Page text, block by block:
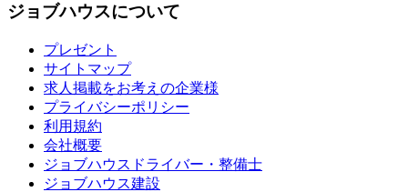
ジョブハウスについて
プレゼント
サイトマップ
求人掲載をお考えの企業様
プライバシーポリシー
利用規約
会社概要
ジョブハウスドライバー・整備士
ジョブハウス建設